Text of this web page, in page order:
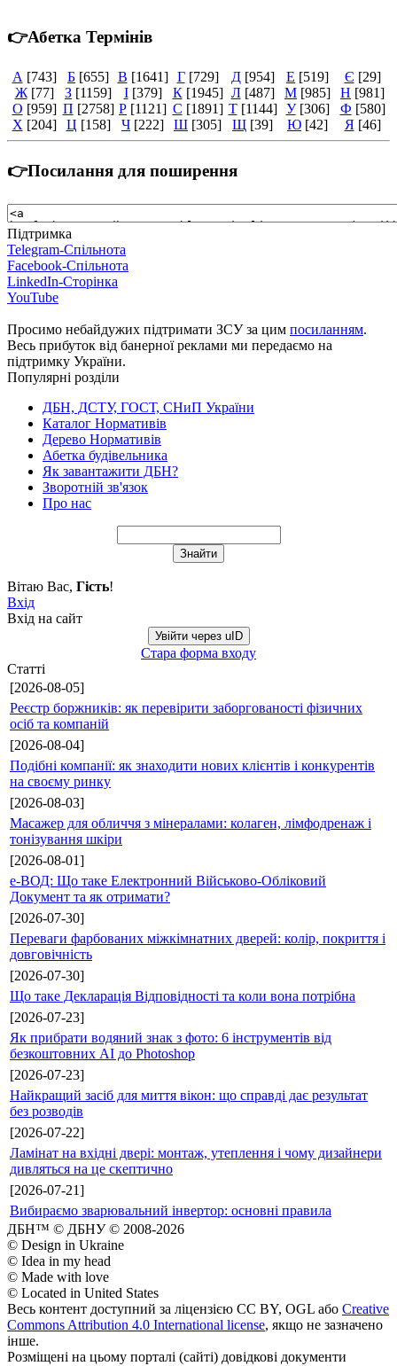
👉Абетка Термінів
А [743] Б [655] В [1641] Г [729] Д [954] Е [519] Є [29]
Ж [77] З [1159] І [379] К [1945] Л [487] М [985] Н [981]
О [959] П [2758] Р [1121] С [1891] Т [1144] У [306] Ф [580]
Х [204] Ц [158] Ч [222] Ш [305] Щ [39] Ю [42] Я [46]
👉Посилання для поширення
Підтримка
Telegram-Спільнота
Facebook-Спільнота
LinkedIn-Сторінка
YouTube
Просимо небайдужих підтримати ЗСУ за цим посиланням.
Весь прибуток від банерної реклами ми передаємо на
підтримку України.
Популярні розділи
ДБН, ДСТУ, ГОСТ, СНиП України
Каталог Нормативів
Дерево Нормативів
Абетка будівельника
Як завантажити ДБН?
Зворотній зв'язок
Про нас
Вітаю Вас, Гість!
Вхід
Вхід на сайт
Увійти через uID
Стара форма входу
Статті
[2026-08-05]
Реєстр боржників: як перевірити заборгованості фізичних
осіб та компаній
[2026-08-04]
Подібні компанії: як знаходити нових клієнтів і конкурентів
на своєму ринку
[2026-08-03]
Масажер для обличчя з мінералами: колаген, лімфодренаж і
тонізування шкіри
[2026-08-01]
е-ВОД: Що таке Електронний Військово-Обліковий
Документ та як отримати?
[2026-07-30]
Переваги фарбованих міжкімнатних дверей: колір, покриття і
довговічність
[2026-07-30]
Що таке Декларація Відповідності та коли вона потрібна
[2026-07-23]
Як прибрати водяний знак з фото: 6 інструментів від
безкоштовних AI до Photoshop
[2026-07-23]
Найкращий засіб для миття вікон: що справді дає результат
без розводів
[2026-07-22]
Ламінат на вхідні двері: монтаж, утеплення і чому дизайнери
дивляться на це скептично
[2026-07-21]
Вибираємо зварювальний інвертор: основні правила
ДБН™ © ДБНУ © 2008-2026
© Design in Ukraine
© Idea in my head
© Made with love
© Located in United States
Весь контент доступний за ліцензією CC BY, OGL або Creative
Commons Attribution 4.0 International license, якщо не зазначено
інше.
Розміщені на цьому порталі (сайті) довідкові документи